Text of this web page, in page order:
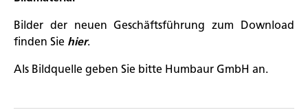
Bilder der neuen Geschäftsführung zum Download
finden Sie hier.
Als Bildquelle geben Sie bitte Humbaur GmbH an.